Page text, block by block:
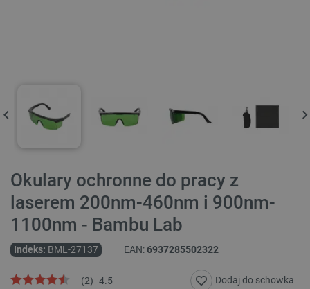
Okulary ochronne do pracy z
laserem 200nm-460nm i 900nm-
1100nm - Bambu Lab
Indeks: BML-27137 EAN:6937285502322
4.5
(2)
Dodaj do schowka